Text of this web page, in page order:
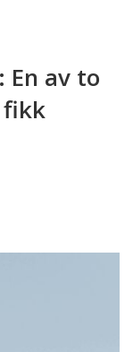
En av to
fikk